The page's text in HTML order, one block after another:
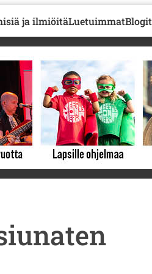
ja ilmiöitäLuetuimmatBlogit